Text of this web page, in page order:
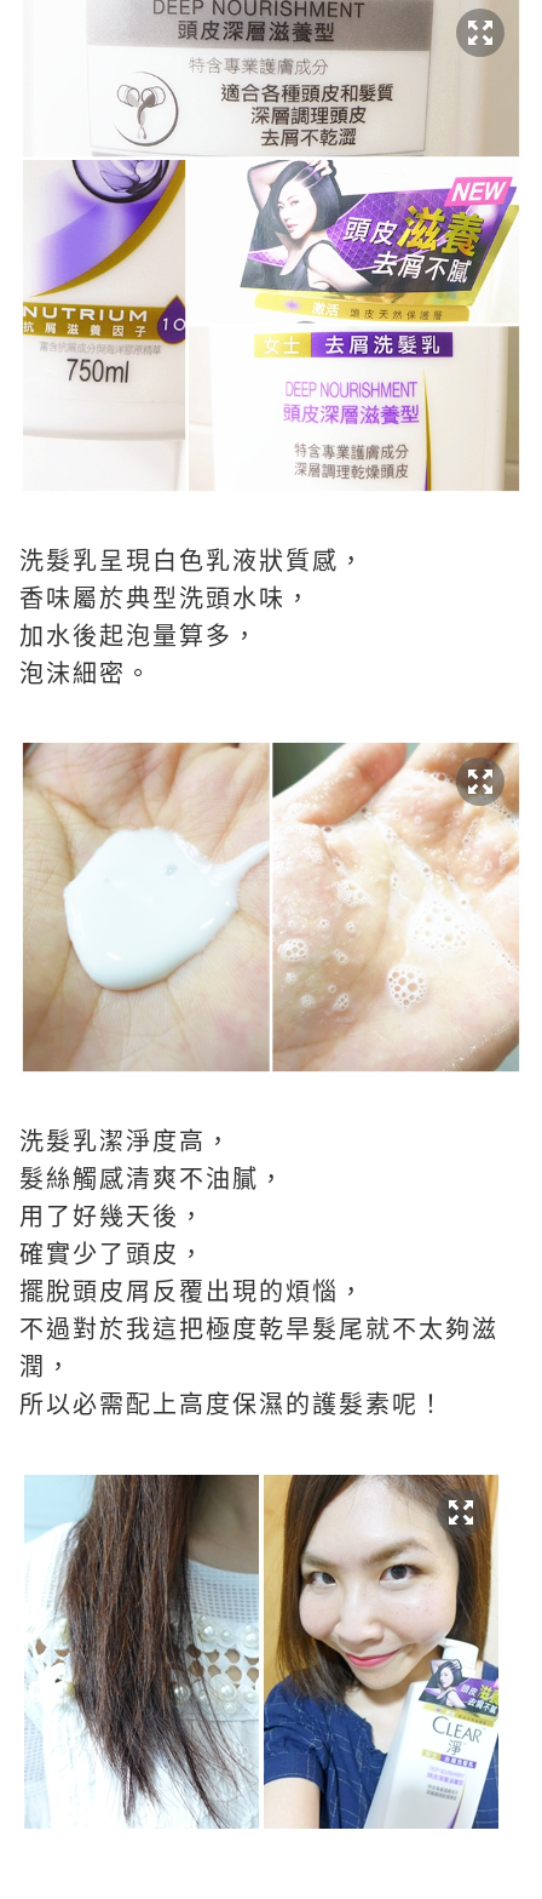
洗髮乳呈現白色乳液狀質感，
香味屬於典型洗頭水味，
加水後起泡量算多，
泡沫細密。
洗髮乳潔淨度高，
髮絲觸感清爽不油膩，
用了好幾天後，
確實少了頭皮，
擺脫頭皮屑反覆出現的煩惱，
不過對於我這把極度乾旱髮尾就不太夠滋
潤，
所以必需配上高度保濕的護髮素呢！